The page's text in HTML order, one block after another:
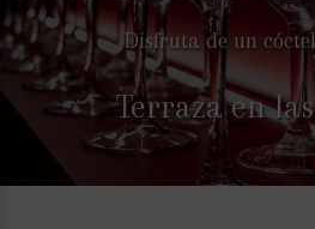
Disfruta de un
Terraza en